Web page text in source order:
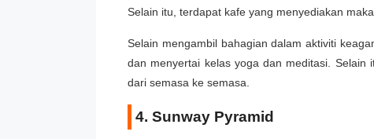
Selain itu, terdapat kafe yang menyediakan
Selain mengambil bahagian dalam aktiviti
dan menyertai kelas yoga dan meditasi. Selain
dari semasa ke semasa.
4. Sunway Pyramid